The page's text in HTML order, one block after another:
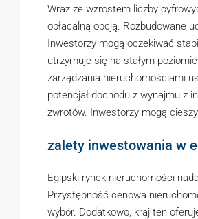
Wraz ze wzrostem liczby
opłacalną opcją. Rozbudowane
Inwestorzy mogą oczekiwać
utrzymuje się na stałym
zarządzania nieruchomościami
potencjał dochodu z wynajmu z
zwrotów. Inwestorzy mogą
zalety inwestowania w
Egipski rynek nieruchomości
Przystępność cenowa
wybór. Dodatkowo, kraj ten